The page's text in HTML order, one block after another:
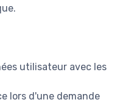
utilisateur avec les
lors d'une demande